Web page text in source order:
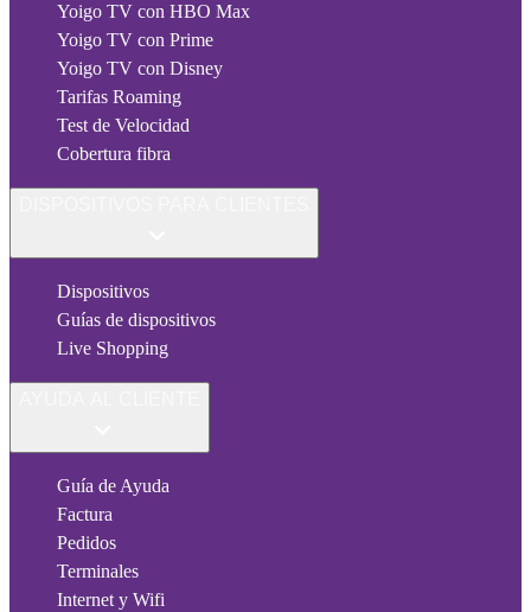
Yoigo TV con HBO Max
Yoigo TV con Prime
Yoigo TV con Disney
Tarifas Roaming
Test de Velocidad
Cobertura fibra
Dispositivos
Guías de dispositivos
Live Shopping
Guía de Ayuda
Factura
Pedidos
Terminales
Internet y Wifi